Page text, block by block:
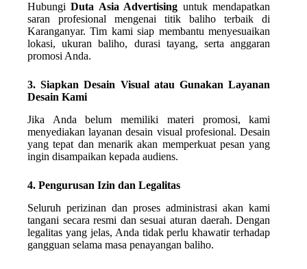
HubungiDuta Asia Advertising untuk mendapatkan
saran profesional mengenai titik baliho terbaik di
Karanganyar. Tim kami siap membantu menyesuaikan
lokasi, ukuran baliho, durasi tayang, serta anggaran
promosi Anda.
3. Siapkan Desain Visual atau Gunakan Layanan
Desain Kami
Jika Anda belum memiliki materi promosi, kami
menyediakan layanan desain visual profesional. Desain
yang tepat dan menarik akan memperkuat pesan yang
ingin disampaikan kepada audiens.
4. Pengurusan Izin dan Legalitas
Seluruh perizinan dan proses administrasi akan kami
tangani secara resmi dan sesuai aturan daerah. Dengan
legalitas yang jelas, Anda tidak perlu khawatir terhadap
gangguan selama masa penayangan baliho.